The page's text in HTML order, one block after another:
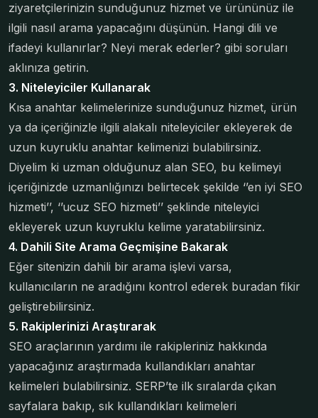
ziyaretçilerinizin sunduğunuz hizmet ve ürününüz ile
ilgili nasıl arama yapacağını düşünün. Hangi dili ve
ifadeyi kullanırlar? Neyi merak ederler? gibi soruları
aklınıza getirin.
3. Niteleyiciler Kullanarak
Kısa anahtar kelimelerinize sunduğunuz hizmet, ürün
ya da içeriğinizle ilgili alakalı niteleyiciler ekleyerek de
uzun kuyruklu anahtar kelimenizi bulabilirsiniz.
Diyelim ki uzman olduğunuz alan SEO, bu kelimeyi
içeriğinizde uzmanlığınızı belirtecek şekilde ‘’en iyi SEO
hizmeti’’, ‘’ucuz SEO hizmeti’’ şeklinde niteleyici
ekleyerek uzun kuyruklu kelime yaratabilirsiniz.
4. Dahili Site Arama Geçmişine Bakarak
Eğer sitenizin dahili bir arama işlevi varsa,
kullanıcıların ne aradığını kontrol ederek buradan fikir
geliştirebilirsiniz.
5. Rakiplerinizi Araştırarak
SEO araçlarının yardımı ile rakipleriniz hakkında
yapacağınız araştırmada kullandıkları anahtar
kelimeleri bulabilirsiniz. SERP’te ilk sıralarda çıkan
sayfalara bakıp, sık kullandıkları kelimeleri